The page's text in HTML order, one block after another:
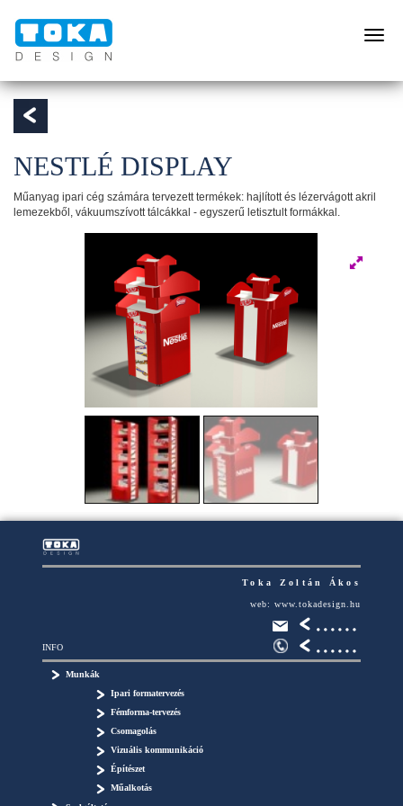
Toggle
NESTLÉ DISPLAY
Műanyag ipari cég számára tervezett termékek: hajlított és lézervágott akril
lemezekből, vákuumszívott tálcákkal - egyszerű letisztult formákkal.
Toka Zoltán Ákos
web: www.tokadesign.hu
INFO
Munkák
Ipari formatervezés
Fémforma-tervezés
Csomagolás
Vizuális kommunikáció
Építészet
Műalkotás